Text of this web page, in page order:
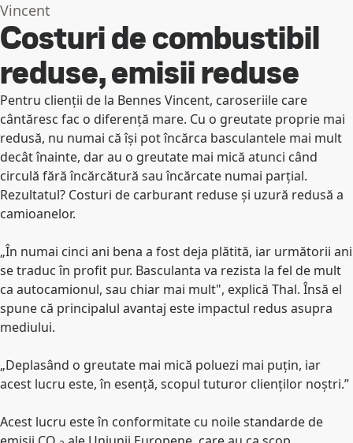
Vincent
Costuri de combustibil
reduse, emisii reduse
Pentru clienții de la Bennes Vincent, caroseriile care
cântăresc fac o diferență mare. Cu o greutate proprie mai
redusă, nu numai că își pot încărca basculantele mai mult
decât înainte, dar au o greutate mai mică atunci când
circulă fără încărcătură sau încărcate numai parțial.
Rezultatul? Costuri de carburant reduse și uzură redusă a
camioanelor.
„În numai cinci ani bena a fost deja plătită, iar următorii ani
se traduc în profit pur. Basculanta va rezista la fel de mult
ca autocamionul, sau chiar mai mult", explică Thal. Însă el
spune că principalul avantaj este impactul redus asupra
mediului.
„Deplasând o greutate mai mică poluezi mai puțin, iar
acest lucru este, în esență, scopul tuturor clienților noștri.”
Acest lucru este în conformitate cu noile standarde de